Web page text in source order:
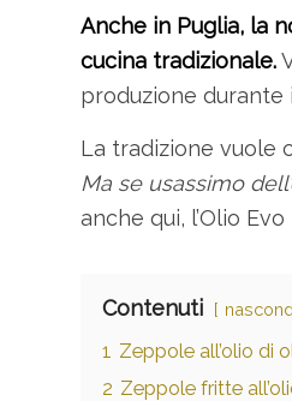
Anche in Puglia, la
cucina tradizionale.
produzione durante
La tradizione vuole
Ma se usassimo
anche qui, l’Olio
Contenuti
1 Zeppole all’olio di
2 Zeppole fritte